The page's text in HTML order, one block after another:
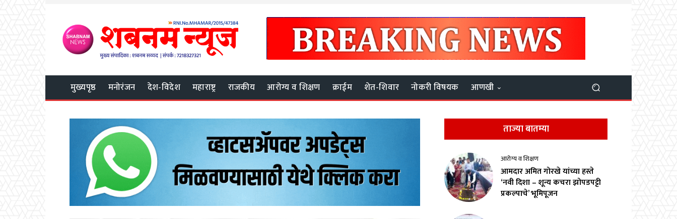
मुख्यपृष्ठ मनोरंजन देश-विदेश महाराष्ट्र राजकीय आरोग्य व शिक्षण क्राईम शेत-शिवार नोकरी विषयक आणखी
ताज्या बातम्या
आरोग्य व शिक्षण
आमदार अमित गोरखे यांच्या हस्ते
‘नवी दिशा – शून्य कचरा झोपडपट्टी
प्रकल्पाचे’ भूमिपूजन